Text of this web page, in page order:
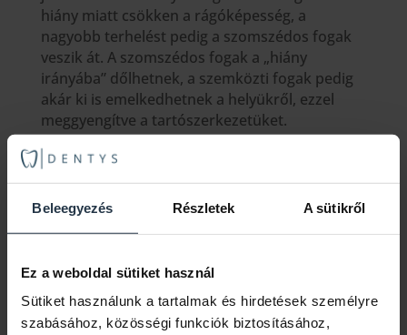
Beleegyezés Részletek A sütikről
Ez a weboldal sütiket használ
Sütiket használunk a tartalmak és hirdetések személyre
szabásához, közösségi funkciók biztosításához,
hiány miatt csökken a rágóképesség, a
nagyobb terhelést pedig a szomszédos fogak
veszik át. A szomszédos fogak a „hiány
irányába” dőlhetnek, a szemközti fogak pedig
akár ki is emelkedhetnek a helyükről, ezzel
meggyengítve a tartószerkezetüket.
Összefoglalva, a foghiányt nem szabad
hiányánál legyintünk rá), az esztétikai hibán
kívül további fogászati problémákat okozat az
amúgy ép fogsorodban!